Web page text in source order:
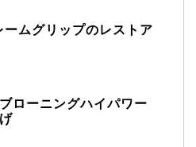
ムグリップのレストア
ローニングハイパワー